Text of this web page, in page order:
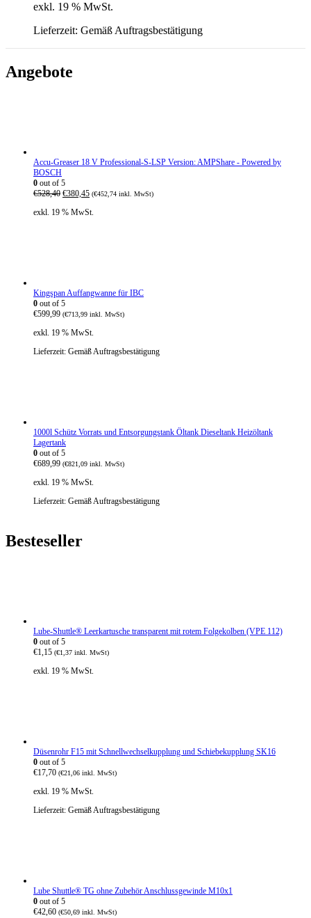
exkl. 19 % MwSt.
Lieferzeit: Gemäß Auftragsbestätigung
Angebote
Accu-Greaser 18 V Professional-S-LSP Version: AMPShare - Powered by
BOSCH
0 out of 5
€528,40 U
s
c
h
e
r
r
€
5
2
8
4
€380,45A
t
r
i
s
s
4
(€452,74 inkl. MwSt)
exkl. 19 % MwSt.
Kingspan Auffangwanne für IBC
0 out of 5
€599,99 (€713,99 inkl. MwSt)
exkl. 19 % MwSt.
Lieferzeit: Gemäß Auftragsbestätigung
1000l Schütz Vorrats und Entsorgungstank Öltank Dieseltank Heizöltank
Lagertank
0 out of 5
€689,99 (€821,09 inkl. MwSt)
exkl. 19 % MwSt.
Lieferzeit: Gemäß Auftragsbestätigung
Besteseller
Lube-Shuttle® Leerkartusche transparent mit rotem Folgekolben (VPE 112)
0 out of 5
€1,15 (€1,37 inkl. MwSt)
exkl. 19 % MwSt.
Düsenrohr F15 mit Schnellwechselkupplung und Schiebekupplung SK16
0 out of 5
€17,70 (€21,06 inkl. MwSt)
exkl. 19 % MwSt.
Lieferzeit: Gemäß Auftragsbestätigung
Lube Shuttle® TG ohne Zubehör Anschlussgewinde M10x1
0 out of 5
€42,60 (€50,69 inkl. MwSt)